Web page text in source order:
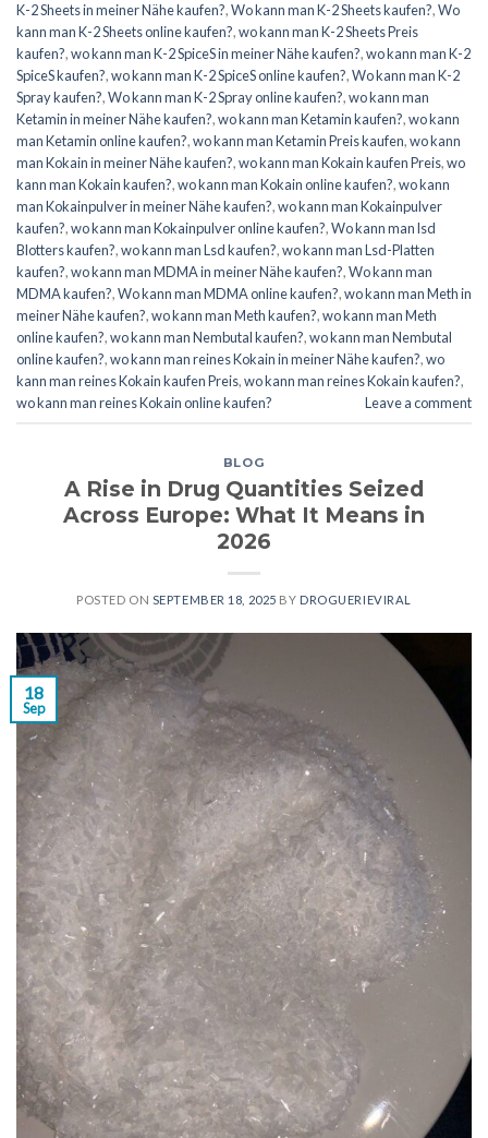
K-2 Sheets in meiner Nähe kaufen?,Wo kann man K-2 Sheets kaufen?,Wo
kann man K-2 Sheets online kaufen?,wo kann man K-2 Sheets Preis
kaufen?,wo kann man K-2 SpiceS in meiner Nähe kaufen?,wo kann man K-2
SpiceS kaufen?,wo kann man K-2 SpiceS online kaufen?,Wo kann man K-2
Spray kaufen?,Wo kann man K-2 Spray online kaufen?,wo kann man
Ketamin in meiner Nähe kaufen?,wo kann man Ketamin kaufen?,wo kann
man Ketamin online kaufen?,wo kann man Ketamin Preis kaufen,wo kann
man Kokain in meiner Nähe kaufen?,wo kann man Kokain kaufen Preis,wo
kann man Kokain kaufen?,wo kann man Kokain online kaufen?,wo kann
man Kokainpulver in meiner Nähe kaufen?,wo kann man Kokainpulver
kaufen?,wo kann man Kokainpulver online kaufen?,Wo kann man lsd
Blotters kaufen?,wo kann man Lsd kaufen?,wo kann man Lsd-Platten
kaufen?,wo kann man MDMA in meiner Nähe kaufen?,Wo kann man
MDMA kaufen?,Wo kann man MDMA online kaufen?,wo kann man Meth in
meiner Nähe kaufen?,wo kann man Meth kaufen?,wo kann man Meth
online kaufen?,wo kann man Nembutal kaufen?,wo kann man Nembutal
online kaufen?,wo kann man reines Kokain in meiner Nähe kaufen?,wo
kann man reines Kokain kaufen Preis,wo kann man reines Kokain kaufen?,
wo kann man reines Kokain online kaufen?
Leave a comment
BLOG
A Rise in Drug Quantities Seized
Across Europe: What It Means in
2026
POSTED ON SEPTEMBER 18, 2025 BY DROGUERIEVIRAL
18
Sep